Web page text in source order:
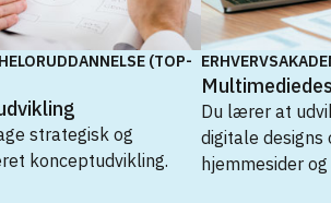
(TOP-
strategisk og
konceptudvikling.
Du lærer at
digitale
hjemmesider